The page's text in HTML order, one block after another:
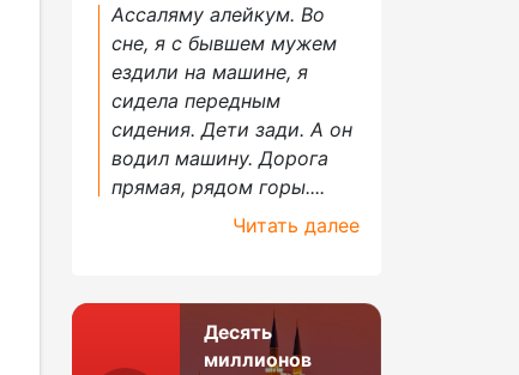
Ассаляму алейкум. Во
сне, я с бывшем мужем
ездили на машине, я
сидела передным
сидения. Дети зади. А он
водил машину. Дорога
прямая, рядом горы....
Читать далее
Десять
миллионов